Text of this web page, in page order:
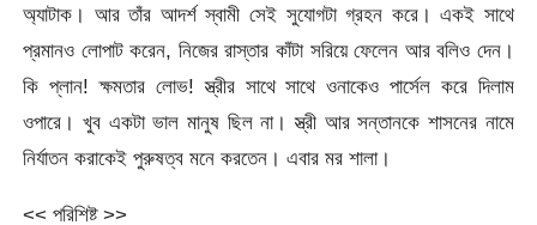
অ্যাটাক। আর তাঁর আদর্শ স্বামী সেই সুযোগটা গ্রহন করে। একই সাথে
প্রমানও লোপাট করেন, নিজের রাস্তার কাঁটা সরিয়ে ফেলেন আর বলিও দেন।
কি প্লান! ক্ষমতার লোভ! স্ত্রীর সাথে সাথে ওনাকেও পার্সেল করে দিলাম
ওপারে। খুব একটা ভাল মানুষ ছিল না। স্ত্রী আর সন্তানকে শাসনের নামে
নির্যাতন করাকেই পুরুষত্ব মনে করতেন। এবার মর শালা।
<< পরিশিষ্ট >>